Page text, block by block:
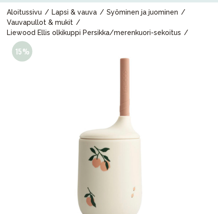
Aloitussivu Lapsi & vauva
Syöminen ja juominen
Vauvapullot & mukit
Liewood Ellis olkikuppi Persikka/merenkuori-sekoitus
Lasten turvaistuimet
Vauvan paketti
Huonekalut & vuodevaatteet
Tarvikkeet
Varaosat
Kampanjat
Lahjavinkkejä
Suosikit
Tavaramerkit